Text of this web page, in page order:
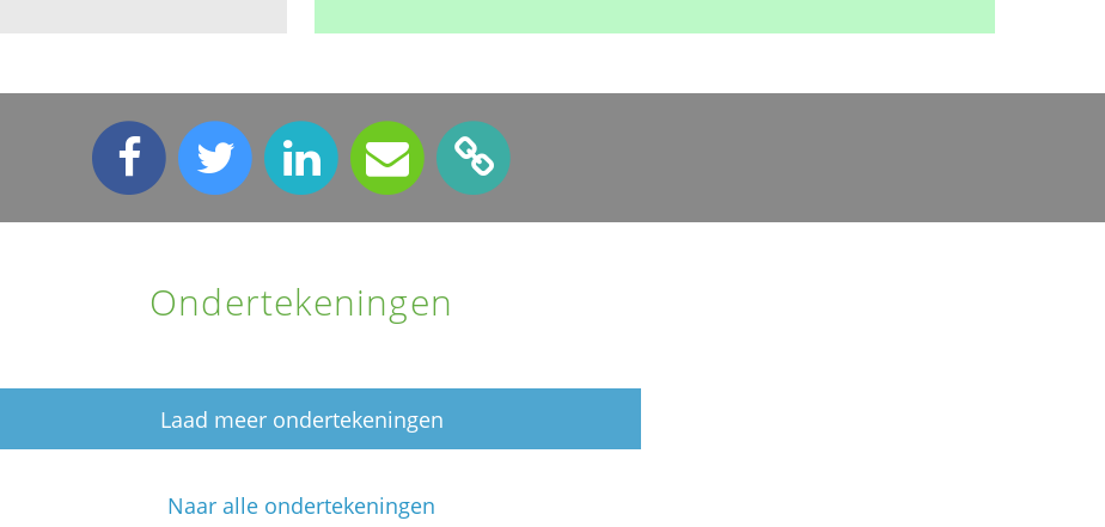
Ondertekeningen
Laad meer ondertekeningen
Naar alle ondertekeningen